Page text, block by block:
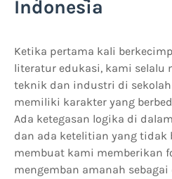
Indonesia
Ketika pertama kali
literatur edukasi, kami selalu
teknik dan industri di
memiliki karakter yang
Ada ketegasan logika di
dan ada ketelitian yang tidak
membuat kami memberikan
mengemban amanah